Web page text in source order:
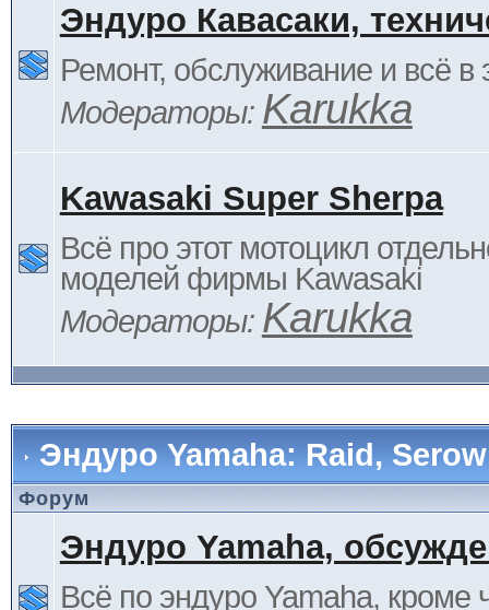
Эндуро Кавасаки,
Ремонт, обслуживание и всё в
Модераторы: Karukka
Kawasaki Super Sherpa
Всё про этот мотоцикл
моделей фирмы Kawasaki
Модераторы: Karukka
Эндуро Yamaha: Raid,
Форум
Эндуро Yamaha,
Всё по эндуро Yamaha, кроме